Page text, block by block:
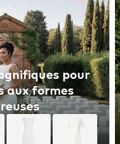
pour
aux formes